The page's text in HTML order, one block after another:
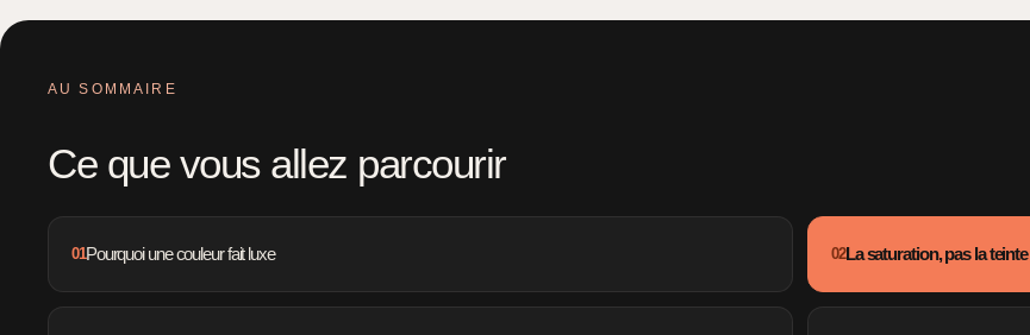
AU SOMMAIRE
Ce que vous allez parcourir
01Pourquoi une couleur fait luxe 02La saturation, pas la teinte